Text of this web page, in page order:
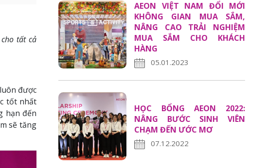
tất cả
được
tốt nhất
hạn đến
sẽ tăng
AEON VIỆT NAM ĐỔI MỚI
KHÔNG GIAN MUA SẮM,
NÂNG CAO TRẢI NGHIỆM
MUA SẮM CHO KHÁCH
HÀNG
05.01.2023
HỌC BỔNG AEON 2022:
NÂNG BƯỚC SINH VIÊN
CHẠM ĐẾN ƯỚC MƠ
07.12.2022